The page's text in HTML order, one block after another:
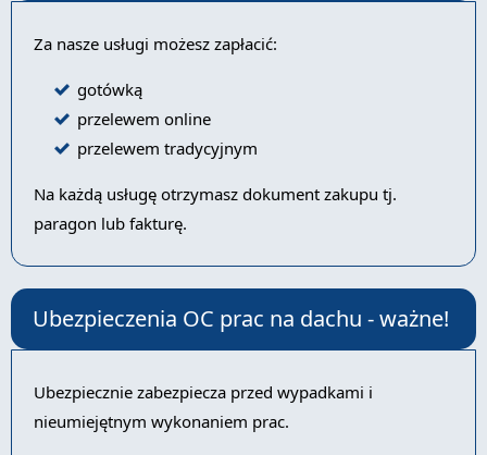
Za nasze usługi możesz zapłacić:
gotówką
przelewem online
przelewem tradycyjnym
Na każdą usługę otrzymasz dokument zakupu tj.
paragon lub fakturę.
Ubezpieczenia OC prac na dachu - ważne!
Ubezpiecznie zabezpiecza przed wypadkami i
nieumiejętnym wykonaniem prac.